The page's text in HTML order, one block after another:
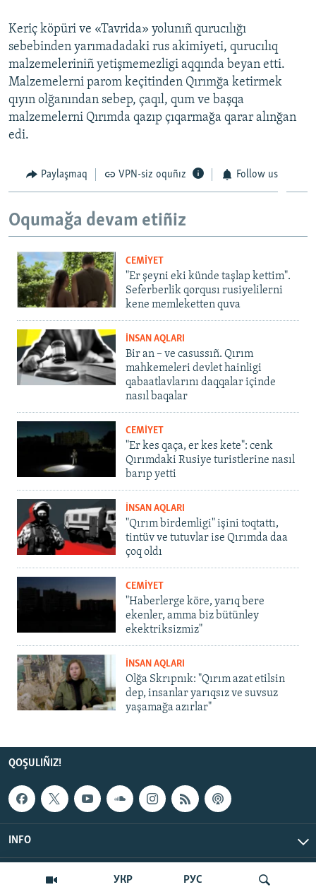
УКР РУС
Keriç köpüri ve «Tavrida» yolunıñ qurucılığı
sebebinden yarımadadaki rus akimiyeti, qurucılıq
malzemeleriniñ yetişmemezligi aqqında beyan etti.
Malzemelerni parom keçitinden Qırımğa ketirmek
qıyın olğanından sebep, çaqıl, qum ve başqa
malzemelerni Qırımda qazıp çıqarmağa qarar alınğan
edi.
Paylaşmaq VPN-siz oquñız Follow us
Oqumağa devam etiñiz
CEMİYET
"Er şeyni eki künde taşlap kettim".
Seferberlik qorqusı rusiyelilerni
kene memleketten quva
İNSAN AQLARI
Bir an – ve casussıñ. Qırım
mahkemeleri devlet hainligi
qabaatlavlarını daqqalar içinde
nasıl baqalar
CEMİYET
"Er kes qaça, er kes kete": cenk
Qırımdaki Rusiye turistlerine nasıl
barıp yetti
İNSAN AQLARI
"Qırım birdemligi" işini toqtattı,
tintüv ve tutuvlar ise Qırımda daa
çoq oldı
CEMİYET
"Haberlerge köre, yarıq bere
ekenler, amma biz bütünley
ekektriksizmiz"
İNSAN AQLARI
Olğa Skrıpnık: "Qırım azat etilsin
dep, insanlar yarıqsız ve suvsuz
yaşamağa azırlar"
QOŞULIÑIZ!
INFO
© Qırım.Aqiqat, 2026 | All Rights Reserved.